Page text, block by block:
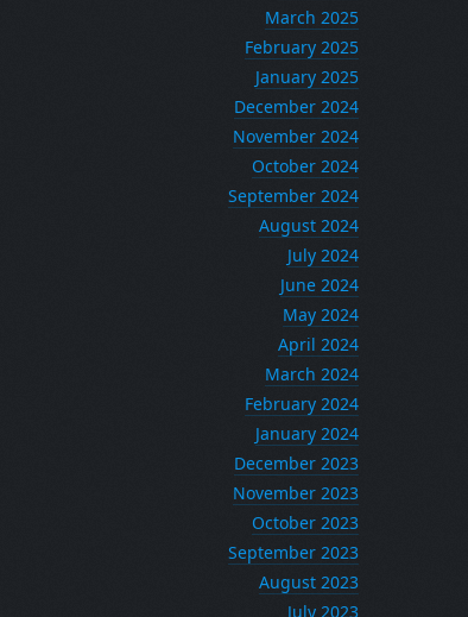
March 2025
February 2025
January 2025
December 2024
November 2024
October 2024
September 2024
August 2024
July 2024
June 2024
May 2024
April 2024
March 2024
February 2024
January 2024
December 2023
November 2023
October 2023
September 2023
August 2023
July 2023